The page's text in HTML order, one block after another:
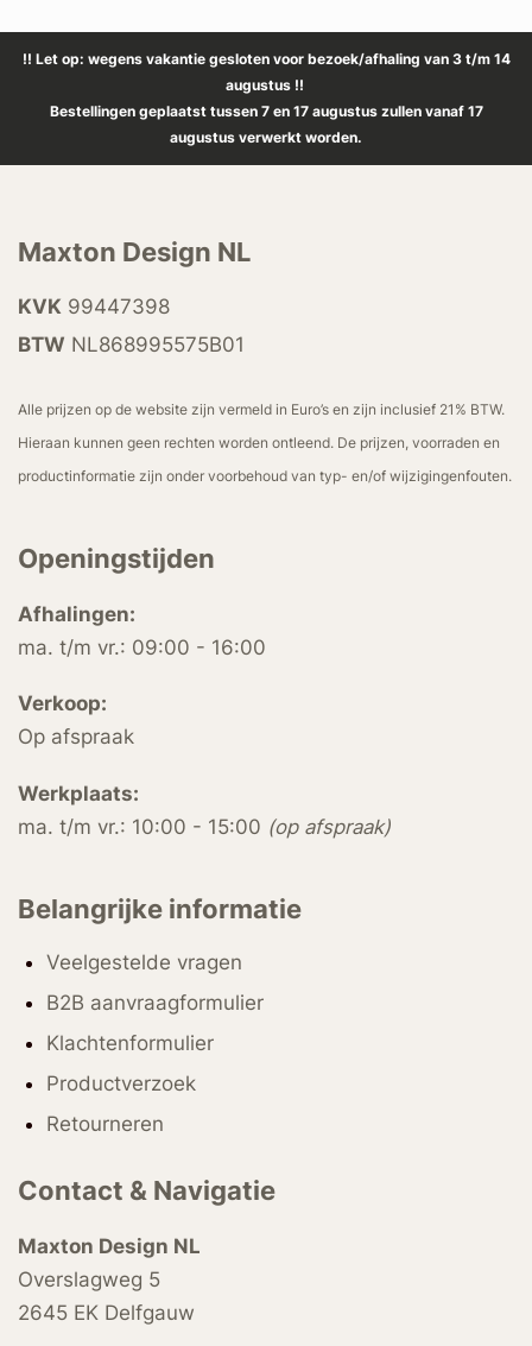
!! Let op: wegens vakantie gesloten voor bezoek/afhaling van 3 t/m 14
augustus !!
Bestellingen geplaatst tussen 7 en 17 augustus zullen vanaf 17
augustus verwerkt worden.
Maxton Design NL
KVK 99447398
BTW NL868995575B01
Alle prijzen op de website zijn vermeld in Euro’s en zijn inclusief 21% BTW.
Hieraan kunnen geen rechten worden ontleend. De prijzen, voorraden en
productinformatie zijn onder voorbehoud van typ- en/of wijzigingenfouten.
Openingstijden
Afhalingen:
ma. t/m vr.: 09:00 - 16:00
Verkoop:
Op afspraak
Werkplaats:
ma. t/m vr.: 10:00 - 15:00 (op afspraak)
Belangrijke informatie
Veelgestelde vragen
B2B aanvraagformulier
Klachtenformulier
Productverzoek
Retourneren
Contact & Navigatie
Maxton Design NL
Overslagweg 5
2645 EK Delfgauw